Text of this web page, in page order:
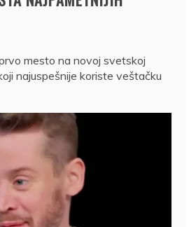
mesto na novoj svetskoj
najuspešnije koriste veštačku